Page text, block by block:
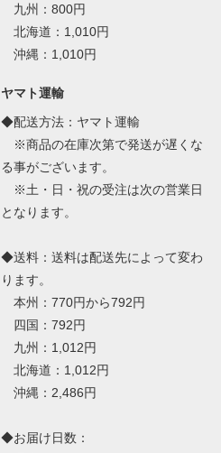
九州：800円
北海道：1,010円
沖縄：1,010円
ヤマト運輸
◆配送方法：ヤマト運輸
※商品の在庫次第で発送が遅くな
る事がございます。
※土・日・祝の受注は次の営業日
となります。
◆送料：送料は配送先によって変わ
ります。
本州：770円から792円
四国：792円
九州：1,012円
北海道：1,012円
沖縄：2,486円
◆お届け日数：